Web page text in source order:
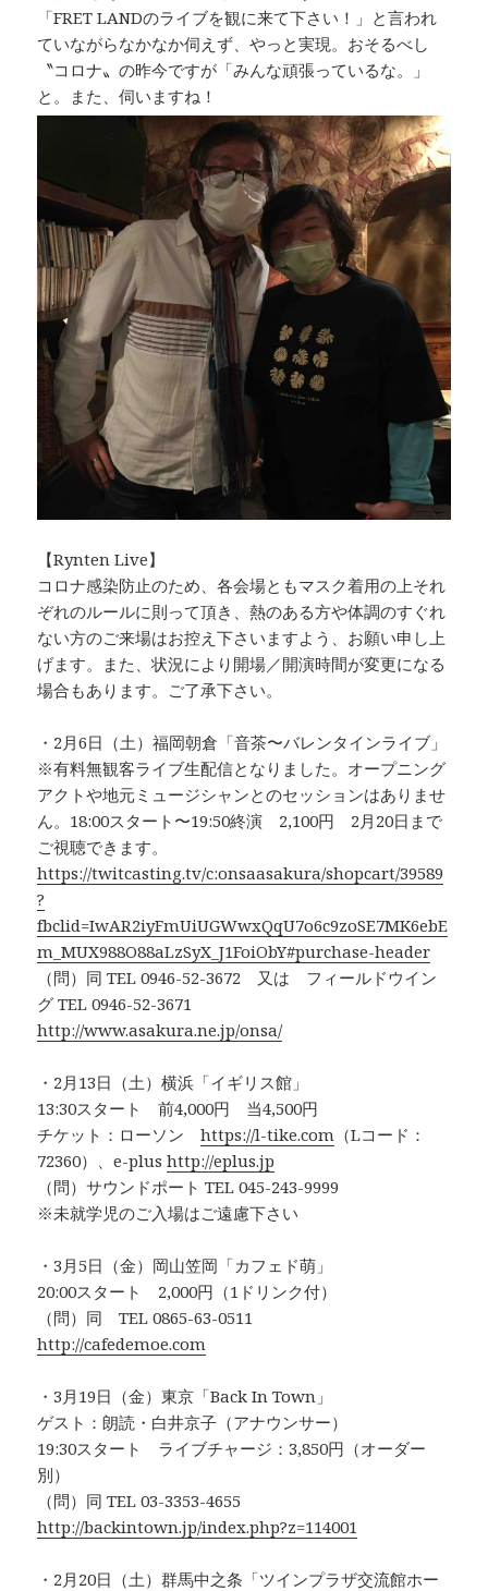
「FRET LANDのライブを観に来て下さい！」と言われ
ていながらなかなか伺えず、やっと実現。おそるべし
〝コロナ〟の昨今ですが「みんな頑張っているな。」
と。また、伺いますね！
【Rynten Live】
コロナ感染防止のため、各会場ともマスク着用の上それ
ぞれのルールに則って頂き、熱のある方や体調のすぐれ
ない方のご来場はお控え下さいますよう、お願い申し上
げます。また、状況により開場／開演時間が変更になる
場合もあります。ご了承下さい。
・2月6日（土）福岡朝倉「音茶〜バレンタインライブ」
※有料無観客ライブ生配信となりました。オープニング
アクトや地元ミュージシャンとのセッションはありませ
ん。18:00スタート〜19:50終演 2,100円 2月20日まで
ご視聴できます。
https://twitcasting.tv/c:onsaasakura/shopcart/39589
?
fbclid=IwAR2iyFmUiUGWwxQqU7o6c9zoSE7MK6ebE
m_MUX988O88aLzSyX_J1FoiObY#purchase-header
（問）同 TEL 0946-52-3672 又は フィールドウイン
グ TEL 0946-52-3671
http://www.asakura.ne.jp/onsa/
・2月13日（土）横浜「イギリス館」
13:30スタート 前4,000円 当4,500円
チケット：ローソンhttps://l-tike.com （Lコード：
72360）、e-plushttp://eplus.jp
（問）サウンドポート TEL 045-243-9999
※未就学児のご入場はご遠慮下さい
・3月5日（金）岡山笠岡「カフェド萌」
20:00スタート 2,000円（1ドリンク付）
（問）同 TEL 0865-63-0511
http://cafedemoe.com
・3月19日（金）東京「Back In Town」
ゲスト：朗読・白井京子（アナウンサー）
19:30スタート ライブチャージ：3,850円（オーダー
別）
（問）同 TEL 03-3353-4655
http://backintown.jp/index.php?z=114001
・2月20日（土）群馬中之条「ツインプラザ交流館ホー